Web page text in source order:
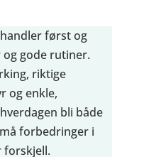
først og
gode rutiner.
riktige
og enkle,
bli både
forbedringer i
forskjell.